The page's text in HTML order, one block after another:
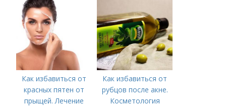
Как избавиться от
красных пятен от
прыщей. Лечение
Как избавиться от
рубцов после акне.
Косметология